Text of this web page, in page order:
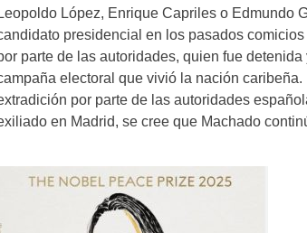
Leopoldo López, Enrique Capriles o Edmundo
presidencial en los pasados
parte de las autoridades, quien fue
electoral que vivió la nación
por parte de las autoridades
en Madrid, se cree que Machado